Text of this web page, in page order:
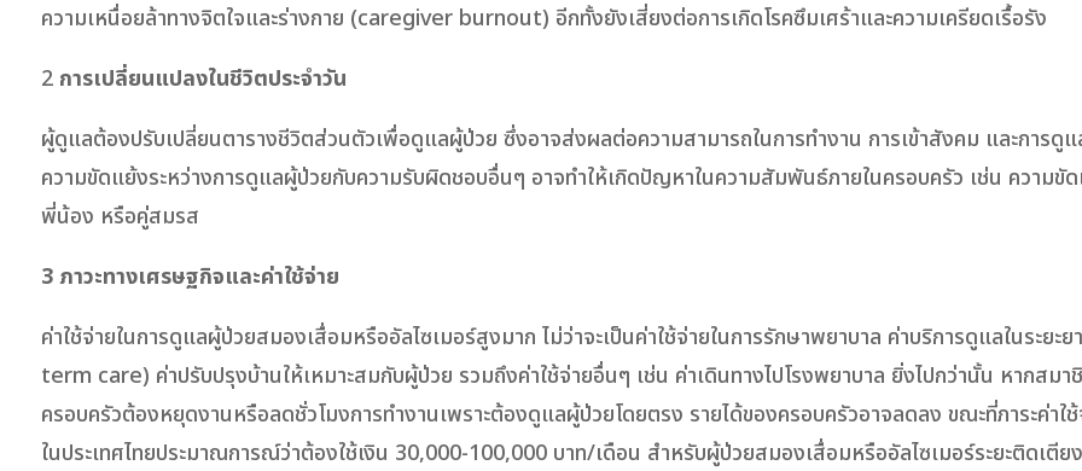
ความเหนื่อยล้าทางจิตใจและร่างกาย (caregiver burnout) อีกทั้งยังเสี่ยงต่อการเกิดโรคซึมเศร้าและความเครียดเรื้อรัง
2 การเปลี่ยนแปลงในชีวิตประจำวัน
ผู้ดูแลต้องปรับเปลี่ยนตารางชีวิตส่วนตัวเพื่อดูแลผู้ป่วย ซึ่งอาจส่งผลต่อความสามารถในการทำงาน การเข้าสังคม และการดู
ความขัดแย้งระหว่างการดูแลผู้ป่วยกับความรับผิดชอบอื่นๆ อาจทำให้เกิดปัญหาในความสัมพันธ์ภายในครอบครัว เช่น ความขัด
พี่น้อง หรือคู่สมรส
3 ภาวะทางเศรษฐกิจและค่าใช้จ่าย
ค่าใช้จ่ายในการดูแลผู้ป่วยสมองเสื่อมหรืออัลไซเมอร์สูงมาก ไม่ว่าจะเป็นค่าใช้จ่ายในการรักษาพยาบาล ค่าบริการดูแลในระยะ
term care) ค่าปรับปรุงบ้านให้เหมาะสมกับผู้ป่วย รวมถึงค่าใช้จ่ายอื่นๆ เช่น ค่าเดินทางไปโรงพยาบาล ยิ่งไปกว่านั้น หากสมา
ครอบครัวต้องหยุดงานหรือลดชั่วโมงการทำงานเพราะต้องดูแลผู้ป่วยโดยตรง รายได้ของครอบครัวอาจลดลง ขณะที่ภาระค่าใ
ในประเทศไทยประมาณการณ์ว่าต้องใช้เงิน 30,000-100,000 บาท/เดือน สำหรับผู้ป่วยสมองเสื่อมหรืออัลไซเมอร์ระยะติดเตียง